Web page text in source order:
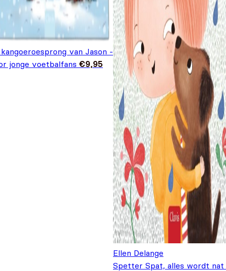
van Jason -
jonge voetbalfans €9,95
Ellen Delange
Spetter Spat, alles wordt